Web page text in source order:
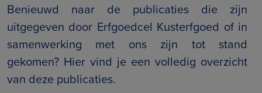
Benieuwd naar de publicaties die zijn
uitgegeven door Erfgoedcel Kusterfgoed of in
samenwerking met ons zijn tot stand
gekomen? Hier vind je een volledig overzicht
van deze publicaties.